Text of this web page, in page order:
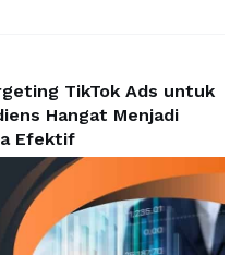
TikTok Ads untuk
Hangat Menjadi
Efektif